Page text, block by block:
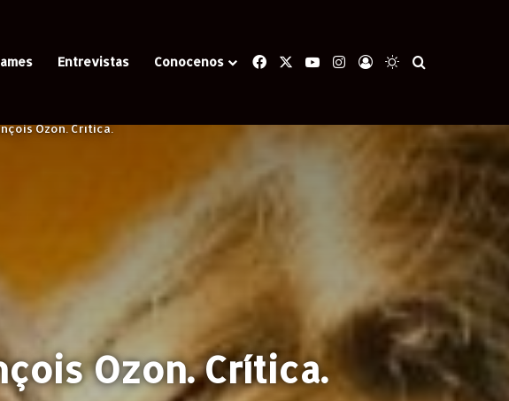
Entrevistas Conocenos FacebookYouTubeInstagram
Iniciar Sesión
Switch skin
Ozon. Crítica.
Ozon. Crítica.